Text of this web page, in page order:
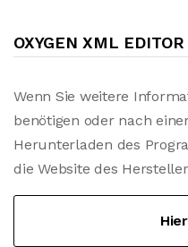
OXYGEN XML
Wenn Sie weitere
benötigen oder nach
Herunterladen des
die Website des